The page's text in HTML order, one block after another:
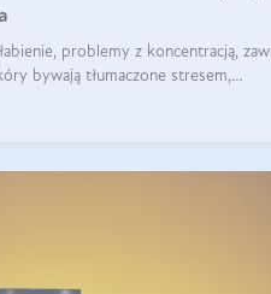
problemy z koncentracją,
bywają tłumaczone stresem,
z niedoboru żelaza.